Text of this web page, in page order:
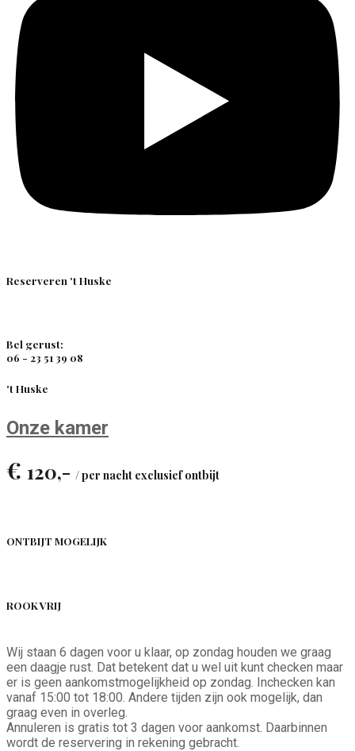
Reserveren 't Huske
Bel gerust:
06 - 23 51 39 08
't Huske
Onze kamer
€ 120,- / per nacht exclusief ontbijt
ONTBIJT MOGELIJK
ROOK VRIJ
Wij staan 6 dagen voor u klaar, op zondag houden we graag
een daagje rust. Dat betekent dat u wel uit kunt checken maar
er is geen aankomstmogelijkheid op zondag. Inchecken kan
vanaf 15:00 tot 18:00. Andere tijden zijn ook mogelijk, dan
graag even in overleg.
Annuleren is gratis tot 3 dagen voor aankomst. Daarbinnen
wordt de reservering in rekening gebracht.